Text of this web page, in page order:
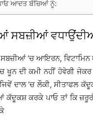
ਆਦਤ ਬੱਚਿਆਂ ਨੂੰ:
ਸਬਜ਼ੀਆਂ
’ਚ ਆਇਰਨ,
ਖੂਨ ਦੀ ਕਮੀ ਨਹੀਂ ਹੋਵੇਗੀ
ਦਾਲ ’ਚ ਲੌਕੀ, ਸੀਤਾਫਲ
ਕੱਦੂਕਸ਼ ਕਰਕੇ ਪਾਓ ਤਾਂ ਕਿ